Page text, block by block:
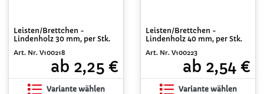
Leisten/Brettchen -
Lindenholz 30 mm, per Stk.
Art. Nr. V100218
ab 2,25 €
Variante wählen
Leisten/Brettchen -
Lindenholz 40 mm, per Stk.
Art. Nr. V100223
ab 2,54 €
Variante wählen